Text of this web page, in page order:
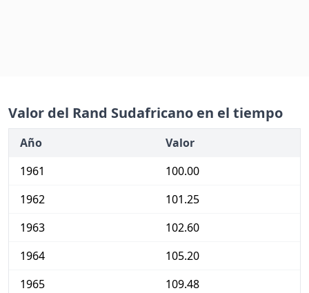
Valor del Rand Sudafricano en el tiempo
Año
Valor
1961
100.00
1962
101.25
1963
102.60
1964
105.20
1965
109.48